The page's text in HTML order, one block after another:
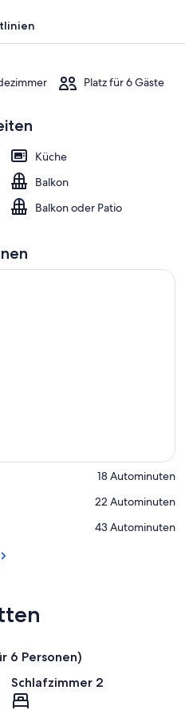
Zimmer
Platz für 6 Gäste
Küche
Balkon
Balkon oder Patio
‪18 Autominuten‬
‪22 Autominuten‬
‪43 Autominuten‬
6 Personen)
Schlafzimmer 2